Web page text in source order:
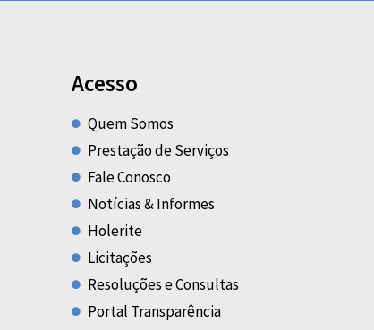
Acesso
Quem Somos
Prestação de Serviços
Fale Conosco
Notícias & Informes
Holerite
Licitações
Resoluções e Consultas
Portal Transparência